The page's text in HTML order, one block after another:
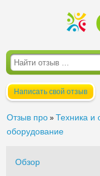
Написать свой отзыв
Отзыв про » Техника и
оборудование
Обзор